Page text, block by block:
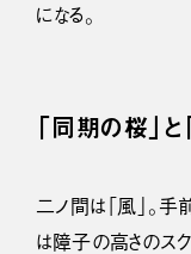
になる。
「同期の桜」と
二ノ間は「風」。
は障子の高さのス